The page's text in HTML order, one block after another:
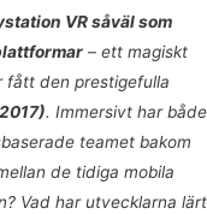
VR såväl som
– ett magiskt
fått den prestigefulla
. Immersivt har både
teamet bakom
de tidiga mobila
Vad har utvecklarna lärt